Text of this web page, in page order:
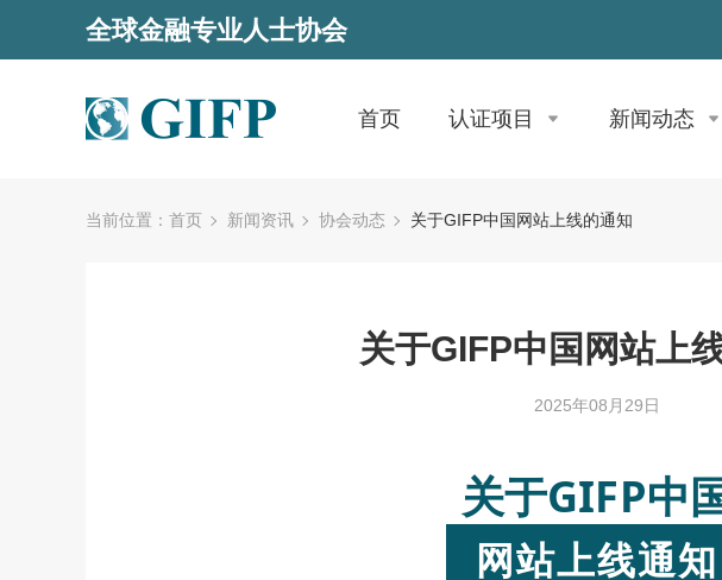
全球金融专业人士协会
首页 认证项目 新闻动态
当前位置： 首页 新闻资讯 协会动态 关于GIFP中国网站上线的通知
关于GIFP中国网站上
2025年08月29日
关于GIFP中
网站上线通知